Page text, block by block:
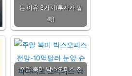
는 이유 3가지(투자자 필
독)
주말 북미 박스오피스 전